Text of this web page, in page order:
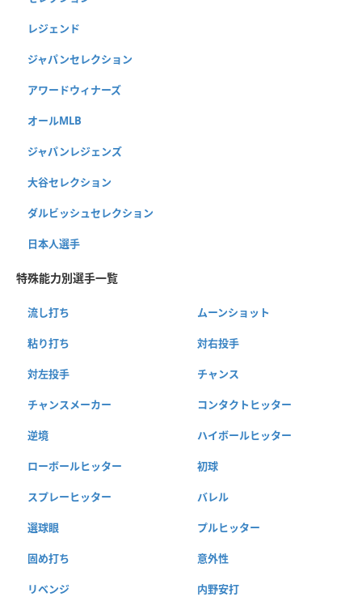
レジェンド
ジャパンセレクション
アワードウィナーズ
オールMLB
ジャパンレジェンズ
大谷セレクション
ダルビッシュセレクション
日本人選手
特殊能力別選手一覧
流し打ち ムーンショット
粘り打ち 対右投手
対左投手 チャンス
チャンスメーカー コンタクトヒッター
逆境 ハイボールヒッター
ローボールヒッター 初球
スプレーヒッター バレル
選球眼 プルヒッター
固め打ち 意外性
リベンジ 内野安打